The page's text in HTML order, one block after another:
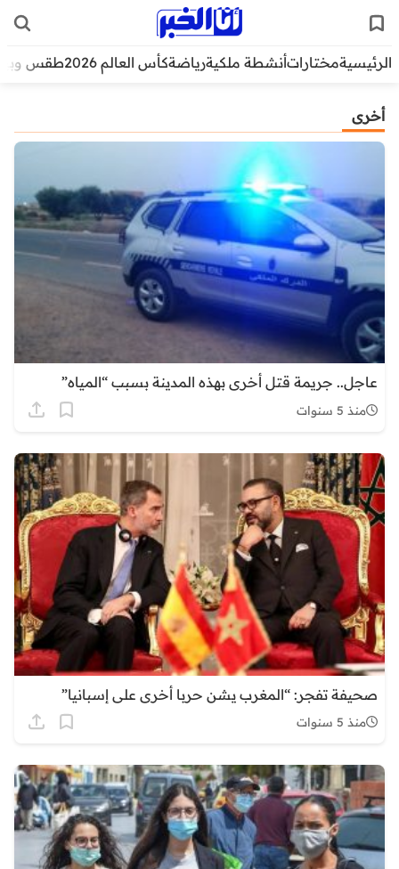
الرئيسيةمختاراتأنشطة ملكيةرياضةكأس العالم 2026 طقس
أخرى
عاجل.. جريمة قتل أخرى بهذه المدينة بسبب “المياه”
منذ 5 سنوات
صحيفة تفجر: “المغرب يشن حربا أخرى على إسبانيا”
منذ 5 سنوات